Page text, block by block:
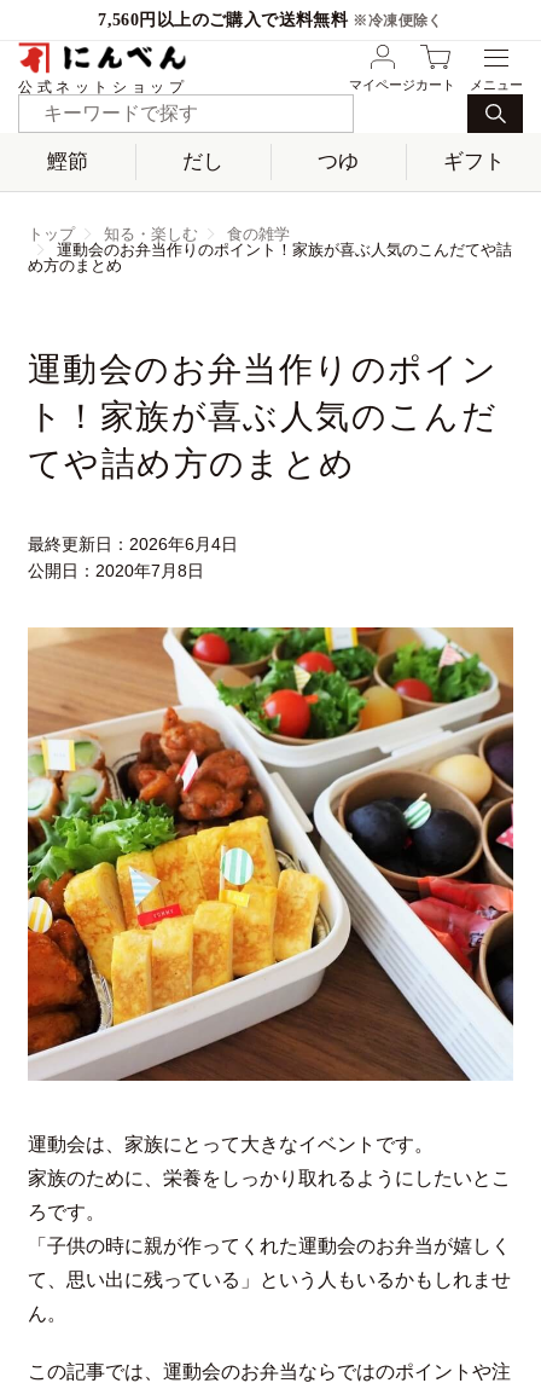
7,560円以上のご購入で送料無料 ※冷凍便除く
公式ネットショップ マイページカート
鰹節 だし つゆ ギフト
トップ 知る・楽しむ
食の雑学
運動会のお弁当作りのポイント！家族が喜ぶ人気のこんだてや詰
め方のまとめ
運動会のお弁当作りのポイン
ト！家族が喜ぶ人気のこんだ
てや詰め方のまとめ
最終更新日： 2026年6月4日
公開日： 2020年7月8日
運動会は、家族にとって大きなイベントです。
家族のために、栄養をしっかり取れるようにしたいとこ
ろです。
「子供の時に親が作ってくれた運動会のお弁当が嬉しく
て、思い出に残っている」という人もいるかもしれませ
ん。
この記事では、運動会のお弁当ならではのポイントや注